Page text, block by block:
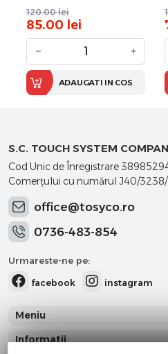
Amazon Alexa
120.00 lei
85.00 lei
− +
ADAUGATI IN COS
S.C. TOUCH SYSTEM
Cod Unic de Înregistrare
Comerţului cu numărul J40/
office@tosyco.ro
0736-483-854
Urmareste-ne pe:
facebook
instagram
Meniu
Informatii